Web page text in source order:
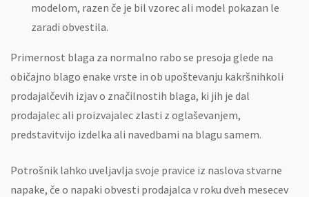
modelom, razen če je bil vzorec ali model pokazan le
zaradi obvestila.
Primernost blaga za normalno rabo se presoja glede na
običajno blago enake vrste in ob upoštevanju kakršnihkoli
prodajalčevih izjav o značilnostih blaga, ki jih je dal
prodajalec ali proizvajalec zlasti z oglaševanjem,
predstavitvijo izdelka ali navedbami na blagu samem.
Potrošnik lahko uveljavlja svoje pravice iz naslova stvarne
napake, če o napaki obvesti prodajalca v roku dveh mesecev